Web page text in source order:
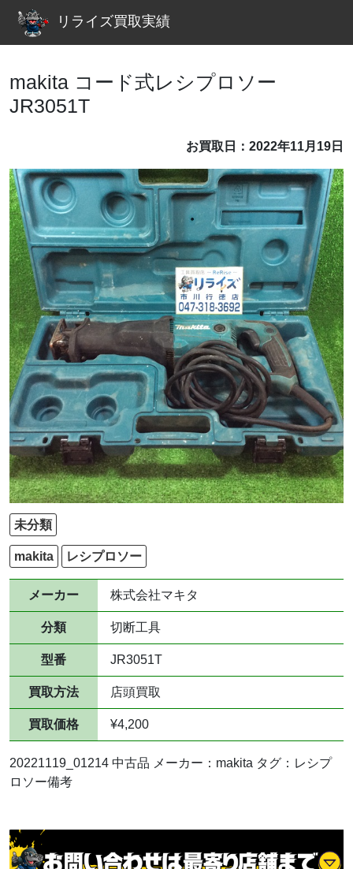
リライズ買取実績
makita コード式レシプロソー
JR3051T
お買取日：2022年11月19日
未分類
makita レシプロソー
メーカー 株式会社マキタ
分類 切断工具
型番 JR3051T
買取方法 店頭買取
買取価格 ¥4,200
20221119_01214 中古品 メーカー：makita タグ：レシプ
ロソー備考